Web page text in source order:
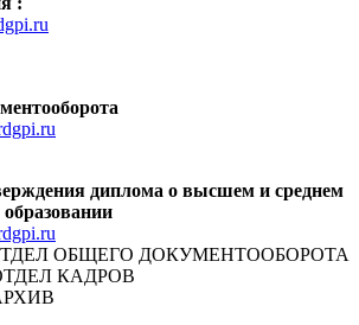
диплома о высшем и среднем
ОТДЕЛ ОБЩЕГО ДОКУМЕНТООБОРОТА
ОТДЕЛ КАДРОВ